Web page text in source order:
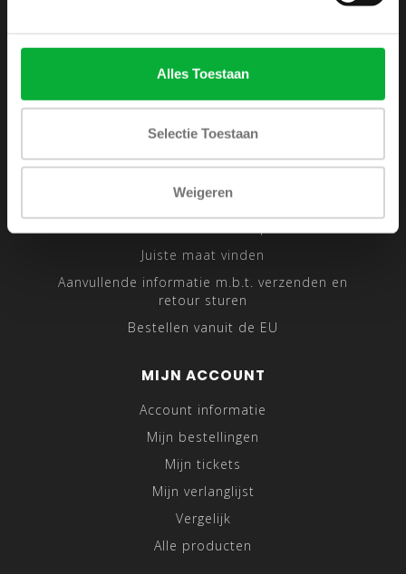
Alles Toestaan
Selectie Toestaan
Weigeren
Disclaimer
Privacy Policy
Sitemap
Traveling Tailor
Juiste maat vinden
Aanvullende informatie m.b.t. verzenden en
retour sturen
Bestellen vanuit de EU
MIJN ACCOUNT
Account informatie
Mijn bestellingen
Mijn tickets
Mijn verlanglijst
Vergelijk
Alle producten